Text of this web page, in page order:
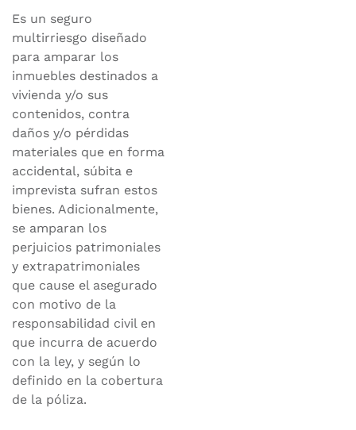
Es un seguro
multirriesgo diseñado
para amparar los
inmuebles destinados a
vivienda y/o sus
contenidos, contra
daños y/o pérdidas
materiales que en forma
accidental, súbita e
imprevista sufran estos
bienes. Adicionalmente,
se amparan los
perjuicios patrimoniales
y extrapatrimoniales
que cause el asegurado
con motivo de la
responsabilidad civil en
que incurra de acuerdo
con la ley, y según lo
definido en la cobertura
de la póliza.